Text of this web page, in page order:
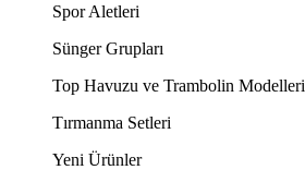
Spor Aletleri
Sünger Grupları
Top Havuzu ve Trambolin Modelleri
Tırmanma Setleri
Yeni Ürünler